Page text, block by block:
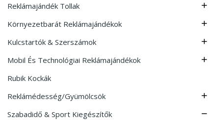
Reklámajándék Tollak 
Környezetbarát Reklámajándékok 
Kulcstartók & Szerszámok 
Mobil És Technológiai Reklámajándékok 
Rubik Kockák
Reklámédesség/Gyümölcsök

Szabadidő & Sport Kiegészítők 